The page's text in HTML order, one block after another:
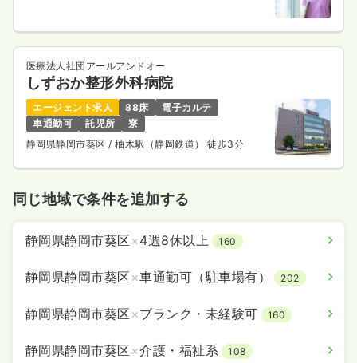
医療法人社団アールアンドオー
しずおか整形外科病院
エージェント求人 88床
電子カルテ
車通勤可
託児所
寮
静岡県静岡市葵区/ 柚木駅（静岡鉄道） 徒歩3分
同じ地域で条件を追加する
静岡県静岡市葵区 ×4週8休以上 160
静岡県静岡市葵区 ×車通勤可（駐車場有） 202
静岡県静岡市葵区 ×ブランク・未経験可 160
静岡県静岡市葵区 ×介護・福祉系 108